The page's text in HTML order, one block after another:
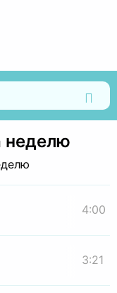
неделю
4:00
3:21